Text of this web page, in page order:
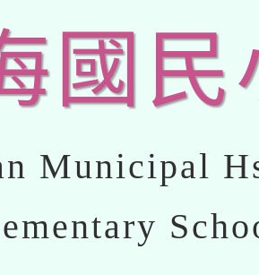
國民
Municipal
ementary